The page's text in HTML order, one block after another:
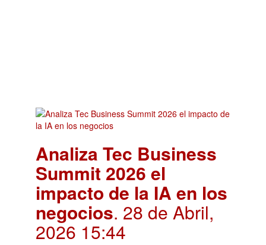
Analiza Tec Business
Summit 2026 el
impacto de la IA en los
negocios. 28 de Abril,
2026 15:44